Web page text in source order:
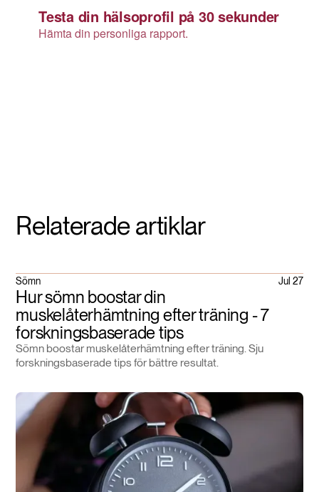
Relaterade artiklar
Sömn Jul 27
Hur sömn boostar din
muskelåterhämtning efter träning - 7
forskningsbaserade tips
Sömn boostar muskelåterhämtning efter träning. Sju
forskningsbaserade tips för bättre resultat.